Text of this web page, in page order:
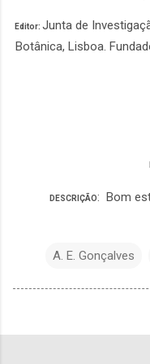
Editor: Junta de
Botânica, Lisboa.
DESCRIÇÃO: Bom
A. E. Gonçalves